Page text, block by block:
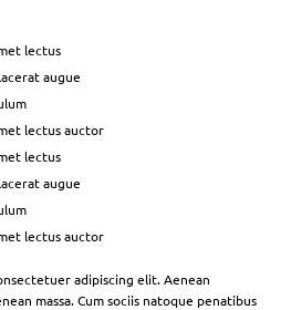
lectus
augue
lectus auctor
lectus
augue
lectus auctor
adipiscing elit. Aenean
massa. Cum sociis natoque penatibus